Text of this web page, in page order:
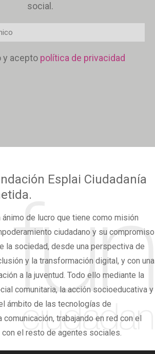
social.
y acepto política de privacidad
Esplai Ciudadanía
de lucro que tiene como misión
ciudadano y su compromiso
la sociedad, desde una perspectiva de
y la transformación digital, y con una
a la juventud. Todo ello mediante la
comunitaria, la acción socioeducativa y
ámbito de las tecnologías de
comunicación, trabajando en red con el
el resto de agentes sociales.